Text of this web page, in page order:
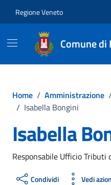
Regione Veneto
Comune di
Home / Amministrazione
/ Isabella Bongini
Isabella
Responsabile Ufficio Tributi
Condividi Vedi